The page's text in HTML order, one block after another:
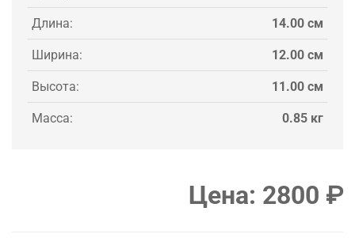
Длина: 14.00 см
Ширина: 12.00 см
Высота: 11.00 см
Масса: 0.85 кг
Цена: 2800 ₽